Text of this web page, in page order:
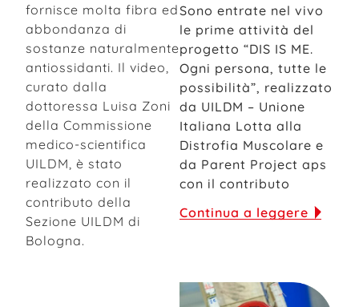
fornisce molta fibra ed
abbondanza di
sostanze naturalmente
antiossidanti. Il video,
curato dalla
dottoressa Luisa Zoni
della Commissione
medico-scientifica
UILDM, è stato
realizzato con il
contributo della
Sezione UILDM di
Bologna.
Sono entrate nel vivo
le prime attività del
progetto “DIS IS ME.
Ogni persona, tutte le
possibilità”, realizzato
da UILDM – Unione
Italiana Lotta alla
Distrofia Muscolare e
da Parent Project aps
con il contributo
Continua a leggere